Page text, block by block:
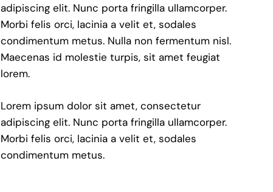
adipiscing elit. Nunc porta fringilla ullamcorper.
Morbi felis orci, lacinia a velit et, sodales
condimentum metus. Nulla non fermentum nisl.
Maecenas id molestie turpis, sit amet feugiat
lorem.
Lorem ipsum dolor sit amet, consectetur
adipiscing elit. Nunc porta fringilla ullamcorper.
Morbi felis orci, lacinia a velit et, sodales
condimentum metus.